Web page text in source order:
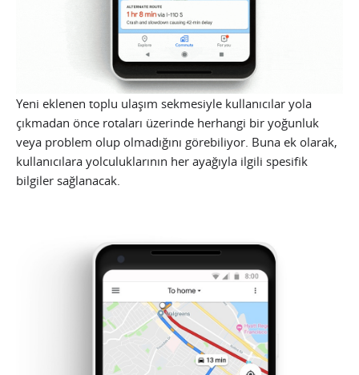
Yeni eklenen toplu ulaşım sekmesiyle kullanıcılar yola
çıkmadan önce rotaları üzerinde herhangi bir yoğunluk
veya problem olup olmadığını görebiliyor. Buna ek olarak,
kullanıcılara yolculuklarının her ayağıyla ilgili spesifik
bilgiler sağlanacak.